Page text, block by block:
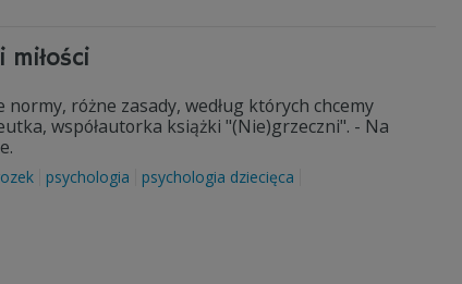
różne zasady, według których chcemy
współautorka książki "(Nie)grzeczni". - Na
psychologia psychologia dziecięca